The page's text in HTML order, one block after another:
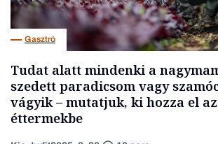
Gasztró
Tudat alatt mindenki a
szedett paradicsom vagy
vágyik – mutatjuk, ki hozza el az
éttermekbe